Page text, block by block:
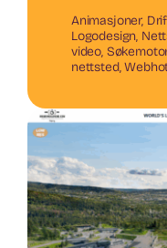
Animasjoner,
Logodesign,
video,
nettsted,